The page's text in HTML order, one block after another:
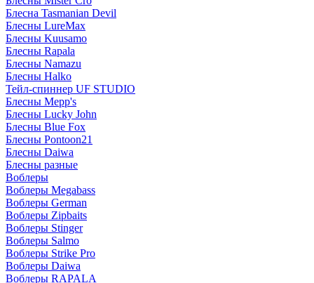
Блесна Tasmanian Devil
Блесны LureMax
Блесны Kuusamo
Блесны Rapala
Блесны Namazu
Блесны Halko
Тейл-спиннер UF STUDIO
Блесны Mepp's
Блесны Lucky John
Блесны Blue Fox
Блесны Pontoon21
Блесны Daiwa
Блесны разные
Воблеры
Воблеры Megabass
Воблеры German
Воблеры Zipbaits
Воблеры Stinger
Воблеры Salmo
Воблеры Strike Pro
Воблеры Daiwa
Воблеры RAPALA